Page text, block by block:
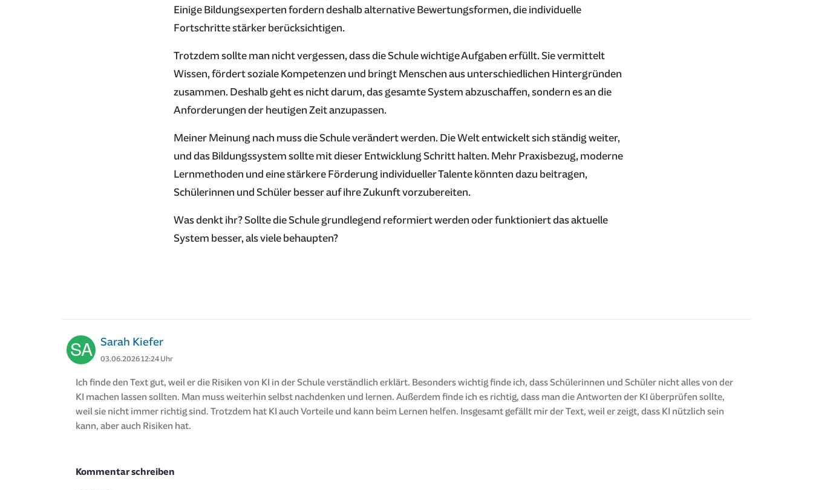
Einige Bildungsexperten fordern deshalb alternative Bewertungsformen, die individuelle
Fortschritte stärker berücksichtigen.
Trotzdem sollte man nicht vergessen, dass die Schule wichtige Aufgaben erfüllt. Sie vermittelt
Wissen, fördert soziale Kompetenzen und bringt Menschen aus unterschiedlichen Hintergründen
zusammen. Deshalb geht es nicht darum, das gesamte System abzuschaffen, sondern es an die
Anforderungen der heutigen Zeit anzupassen.
Meiner Meinung nach muss die Schule verändert werden. Die Welt entwickelt sich ständig weiter,
und das Bildungssystem sollte mit dieser Entwicklung Schritt halten. Mehr Praxisbezug, moderne
Lernmethoden und eine stärkere Förderung individueller Talente könnten dazu beitragen,
Schülerinnen und Schüler besser auf ihre Zukunft vorzubereiten.
Was denkt ihr? Sollte die Schule grundlegend reformiert werden oder funktioniert das aktuelle
System besser, als viele behaupten?
Sarah Kiefer
03.06.2026 12:24 Uhr
Ich finde den Text gut, weil er die Risiken von KI in der Schule verständlich erklärt. Besonders wichtig finde ich, dass Schülerinnen und Schüler nicht alles von der
KI machen lassen sollten. Man muss weiterhin selbst nachdenken und lernen. Außerdem finde ich es richtig, dass man die Antworten der KI überprüfen sollte,
weil sie nicht immer richtig sind. Trotzdem hat KI auch Vorteile und kann beim Lernen helfen. Insgesamt gefällt mir der Text, weil er zeigt, dass KI nützlich sein
kann, aber auch Risiken hat.
Kommentar schreiben